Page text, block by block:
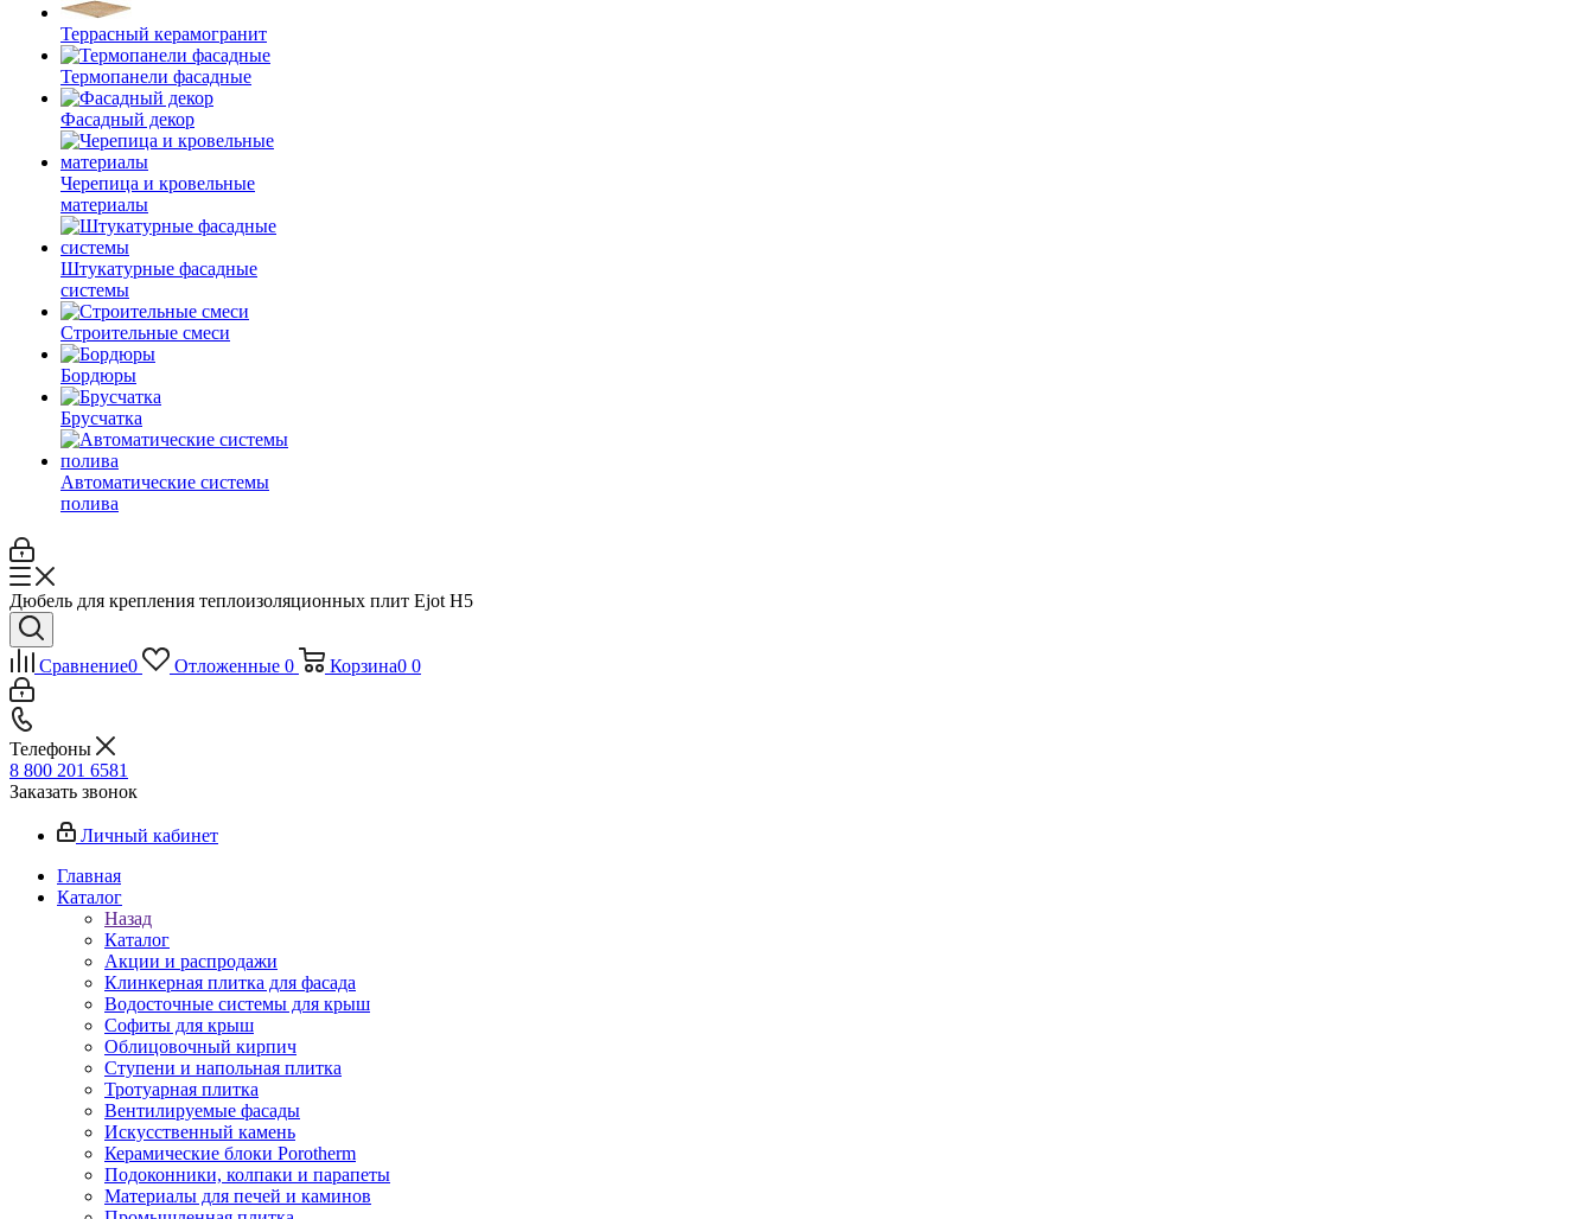
Террасный керамогранит
Термопанели фасадные
Фасадный декор
Черепица и кровельные
материалы
Штукатурные фасадные
системы
Строительные смеси
Бордюры
Брусчатка
Автоматические системы
полива
Дюбель для крепления теплоизоляционных плит Ejot H5
Сравнение0 Отложенные 0 Корзина0 0
Телефоны
8 800 201 6581
Заказать звонок
Личный кабинет
Главная
Каталог
Назад
Каталог
Акции и распродажи
Клинкерная плитка для фасада
Водосточные системы для крыш
Софиты для крыш
Облицовочный кирпич
Ступени и напольная плитка
Тротуарная плитка
Вентилируемые фасады
Искусственный камень
Керамические блоки Porotherm
Подоконники, колпаки и парапеты
Материалы для печей и каминов